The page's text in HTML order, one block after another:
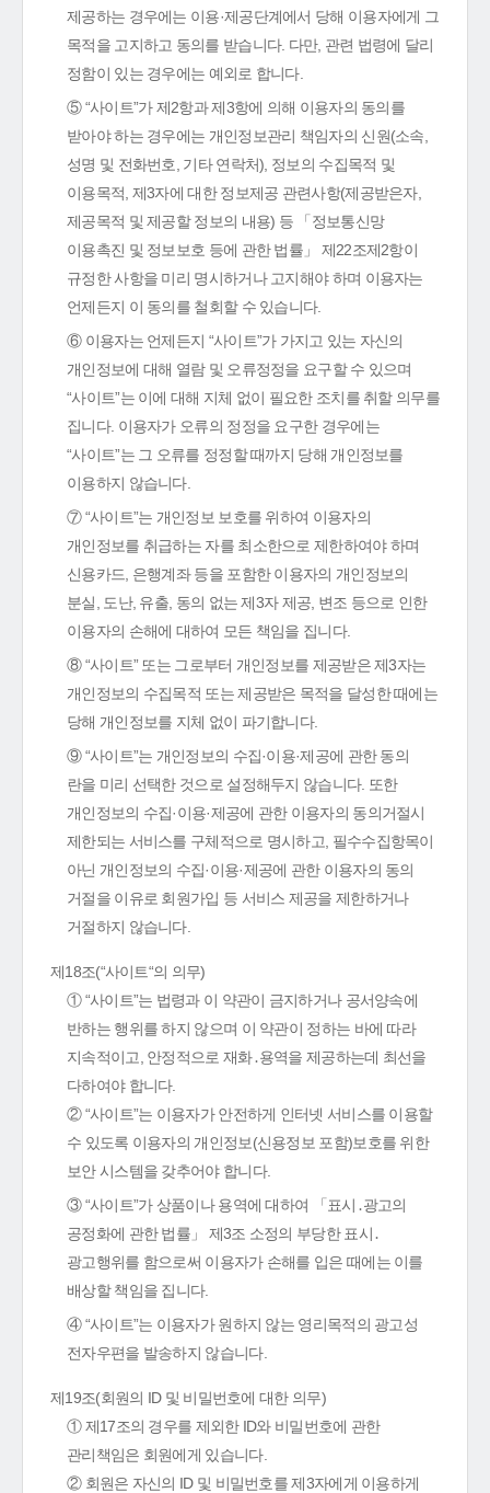
제공하는 경우에는 이용·제공단계에서 당해 이용자에게 그
목적을 고지하고 동의를 받습니다. 다만, 관련 법령에 달리
정함이 있는 경우에는 예외로 합니다.
⑤ “사이트”가 제2항과 제3항에 의해 이용자의 동의를
받아야 하는 경우에는 개인정보관리 책임자의 신원(소속,
성명 및 전화번호, 기타 연락처), 정보의 수집목적 및
이용목적, 제3자에 대한 정보제공 관련사항(제공받은자,
제공목적 및 제공할 정보의 내용) 등 「정보통신망
이용촉진 및 정보보호 등에 관한 법률」 제22조제2항이
규정한 사항을 미리 명시하거나 고지해야 하며 이용자는
언제든지 이 동의를 철회할 수 있습니다.
⑥ 이용자는 언제든지 “사이트”가 가지고 있는 자신의
개인정보에 대해 열람 및 오류정정을 요구할 수 있으며
“사이트”는 이에 대해 지체 없이 필요한 조치를 취할 의무를
집니다. 이용자가 오류의 정정을 요구한 경우에는
“사이트”는 그 오류를 정정할 때까지 당해 개인정보를
이용하지 않습니다.
⑦ “사이트”는 개인정보 보호를 위하여 이용자의
개인정보를 취급하는 자를 최소한으로 제한하여야 하며
신용카드, 은행계좌 등을 포함한 이용자의 개인정보의
분실, 도난, 유출, 동의 없는 제3자 제공, 변조 등으로 인한
이용자의 손해에 대하여 모든 책임을 집니다.
⑧ “사이트” 또는 그로부터 개인정보를 제공받은 제3자는
개인정보의 수집목적 또는 제공받은 목적을 달성한 때에는
당해 개인정보를 지체 없이 파기합니다.
⑨ “사이트”는 개인정보의 수집·이용·제공에 관한 동의
란을 미리 선택한 것으로 설정해두지 않습니다. 또한
개인정보의 수집·이용·제공에 관한 이용자의 동의거절시
제한되는 서비스를 구체적으로 명시하고, 필수수집항목이
아닌 개인정보의 수집·이용·제공에 관한 이용자의 동의
거절을 이유로 회원가입 등 서비스 제공을 제한하거나
거절하지 않습니다.
제18조(“사이트“의 의무)
① “사이트”는 법령과 이 약관이 금지하거나 공서양속에
반하는 행위를 하지 않으며 이 약관이 정하는 바에 따라
지속적이고, 안정적으로 재화․용역을 제공하는데 최선을
다하여야 합니다.
② “사이트”는 이용자가 안전하게 인터넷 서비스를 이용할
수 있도록 이용자의 개인정보(신용정보 포함)보호를 위한
보안 시스템을 갖추어야 합니다.
③ “사이트”가 상품이나 용역에 대하여 「표시․광고의
공정화에 관한 법률」 제3조 소정의 부당한 표시․
광고행위를 함으로써 이용자가 손해를 입은 때에는 이를
배상할 책임을 집니다.
④ “사이트”는 이용자가 원하지 않는 영리목적의 광고성
전자우편을 발송하지 않습니다.
제19조(회원의 ID 및 비밀번호에 대한 의무)
① 제17조의 경우를 제외한 ID와 비밀번호에 관한
관리책임은 회원에게 있습니다.
② 회원은 자신의 ID 및 비밀번호를 제3자에게 이용하게